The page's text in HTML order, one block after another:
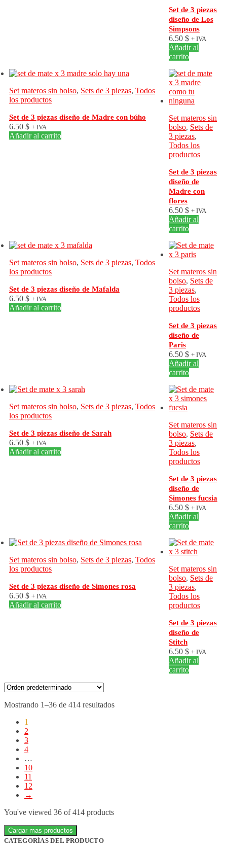
Set de 3 piezas
diseño de Los
Simpsons
6.50 $ + IVA
Añadir al
carrito
Set materos sin bolso, Sets de 3 piezas, Todos
los productos
Set de 3 piezas diseño de Madre con búho
6.50 $ + IVA
Añadir al carrito
Set materos sin
bolso, Sets de
3 piezas,
Todos los
productos
Set de 3 piezas
diseño de
Madre con
flores
6.50 $ + IVA
Añadir al
carrito
Set materos sin bolso, Sets de 3 piezas, Todos
los productos
Set de 3 piezas diseño de Mafalda
6.50 $ + IVA
Añadir al carrito
Set materos sin
bolso, Sets de
3 piezas,
Todos los
productos
Set de 3 piezas
diseño de
Paris
6.50 $ + IVA
Añadir al
carrito
Set materos sin bolso, Sets de 3 piezas, Todos
los productos
Set de 3 piezas diseño de Sarah
6.50 $ + IVA
Añadir al carrito
Set materos sin
bolso, Sets de
3 piezas,
Todos los
productos
Set de 3 piezas
diseño de
Simones fucsia
6.50 $ + IVA
Añadir al
carrito
Set materos sin bolso, Sets de 3 piezas, Todos
los productos
Set de 3 piezas diseño de Simones rosa
6.50 $ + IVA
Añadir al carrito
Set materos sin
bolso, Sets de
3 piezas,
Todos los
productos
Set de 3 piezas
diseño de
Stitch
6.50 $ + IVA
Añadir al
carrito
Mostrando 1–36 de 414 resultados
1
2
3
4
…
10
11
12
→
You've viewed 36 of 414 products
Cargar mas productos
CATEGORÍAS DEL PRODUCTO